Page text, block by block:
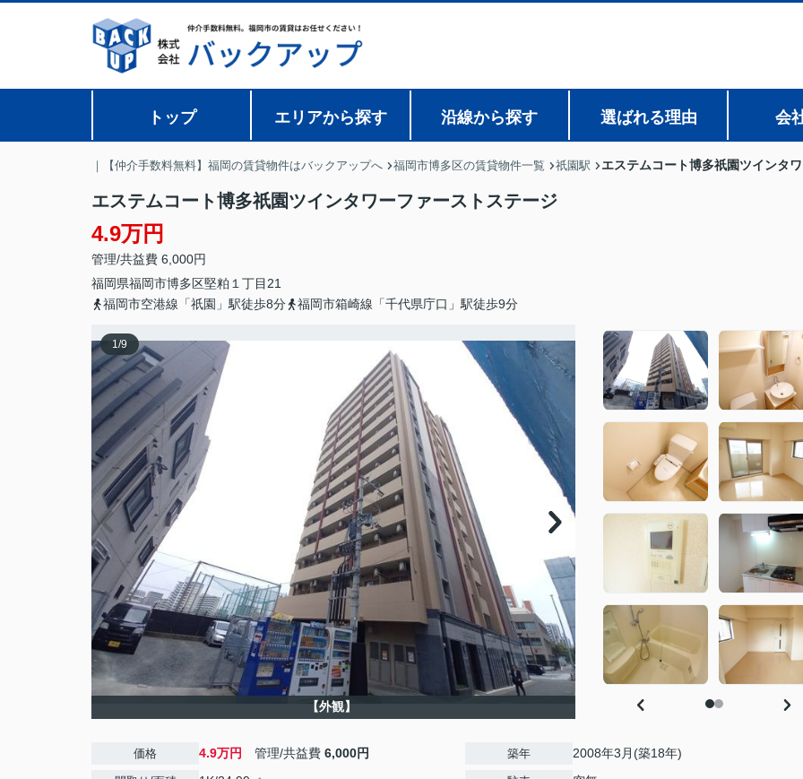
トップ エリアから探す 沿線から探す 選ばれる理由 会
｜【仲介手数料無料】福岡の賃貸物件はバックアップへ 福岡市博多区の賃貸物件一覧 祇園駅 エステムコート博多祇園ツインタ
エステムコート博多祇園ツインタワーファーストステージ
4.9万円
管理/共益費 6,000円
福岡県福岡市博多区堅粕 １丁目21
福岡市空港線「祇園」駅徒歩8分
福岡市箱崎線「千代県庁口」駅徒歩9分
1/9
【外観】
価格 4.9万円 管理/共益費 6,000円 築年 2008年3月(築18年)